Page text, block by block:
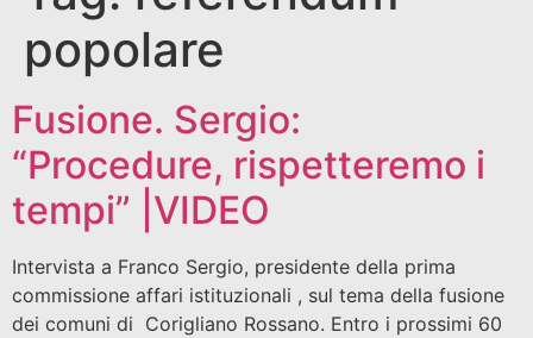
popolare
Fusione. Sergio:
“Procedure, rispetteremo i
tempi” |VIDEO
Intervista a Franco Sergio, presidente della prima
commissione affari istituzionali , sul tema della fusione
dei comuni di Corigliano Rossano. Entro i prossimi 60